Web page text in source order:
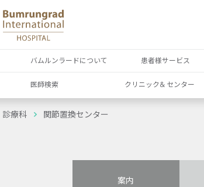
バムルンラードについて 患者様サービス
医師検索 クリニック& センター
診療科 関節置換センター
案内